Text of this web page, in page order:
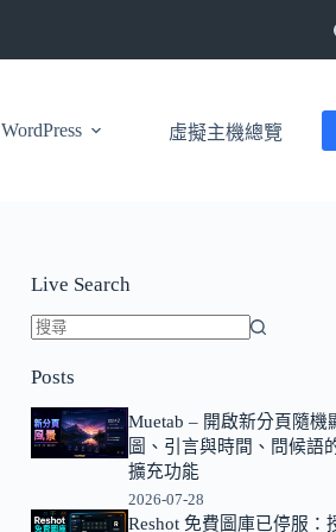
WordPress 虛擬主機總覽
Live Search
不
到
符
件
Posts
Muetab – 開啟新分頁隨機
圖、引言與時間、問候語
擴充功能
2026-07-28
Reshot 免費圖庫已停服：